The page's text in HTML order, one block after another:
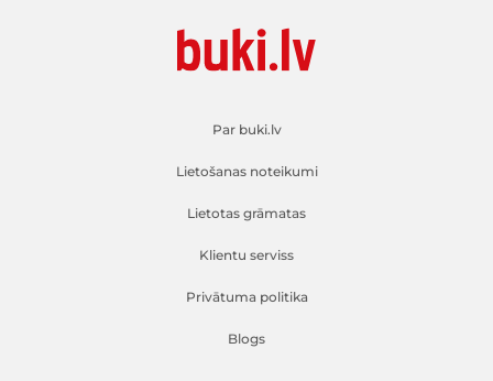
Par buki.lv
Lietošanas noteikumi
Lietotas grāmatas
Klientu serviss
Privātuma politika
Blogs